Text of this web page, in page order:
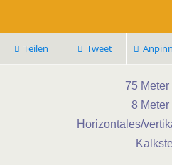
Teilen Tweet
75 Meter
8 Meter
Horizontales/